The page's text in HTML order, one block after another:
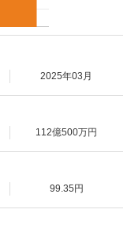
2025年03月
112億500万円
99.35円